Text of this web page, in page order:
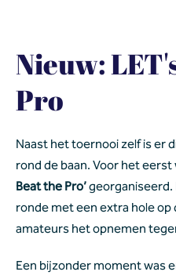
Nieuw:
Pro
Naast het toernooi zelf is er
rond de baan. Voor het
Beat the Pro’
ronde met een extra hole
amateurs het opnemen
Een bijzonder moment was